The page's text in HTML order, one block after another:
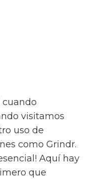
cuando
visitamos
uso de
como Grindr.
Aquí hay
que